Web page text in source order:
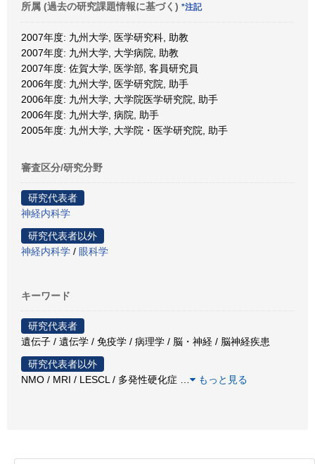
所属 (過去の研究課題情報に基づく) *注記
2007年度: 九州大学, 医学研究科, 助教
2007年度: 九州大学, 大学病院, 助教
2007年度: 佐賀大学, 医学部, 客員研究員
2006年度: 九州大学, 医学研究院, 助手
2006年度: 九州大学, 大学院医学研究院, 助手
2006年度: 九州大学, 病院, 助手
2005年度: 九州大学, 大学院・医学研究院, 助手
審査区分/研究分野
研究代表者
神経内科学
研究代表者以外
神経内科学 / 眼科学
キーワード
研究代表者
遺伝子 / 遺伝学 / 免疫学 / 病理学 / 脳・神経 / 脳神経疾患
研究代表者以外
NMO / MRI / LESCL / 多発性硬化症
もっと見る